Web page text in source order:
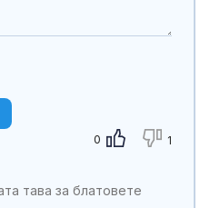
0 1
тава за блатовете